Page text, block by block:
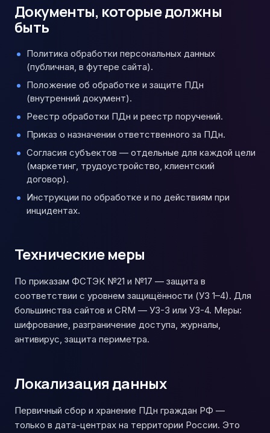
Документы, которые должны
быть
Политика обработки персональных данных
(публичная, в футере сайта).
Положение об обработке и защите ПДн
(внутренний документ).
Реестр обработки ПДн и реестр поручений.
Приказ о назначении ответственного за ПДн.
Согласия субъектов — отдельные для каждой цели
(маркетинг, трудоустройство, клиентский
договор).
Инструкции по обработке и по действиям при
инцидентах.
Технические меры
По приказам ФСТЭК №21 и №17 — защита в
соответствии с уровнем защищённости (УЗ 1–4). Для
большинства сайтов и CRM — УЗ-3 или УЗ-4. Меры:
шифрование, разграничение доступа, журналы,
антивирус, защита периметра.
Локализация данных
Первичный сбор и хранение ПДн граждан РФ —
только в дата-центрах на территории России. Это